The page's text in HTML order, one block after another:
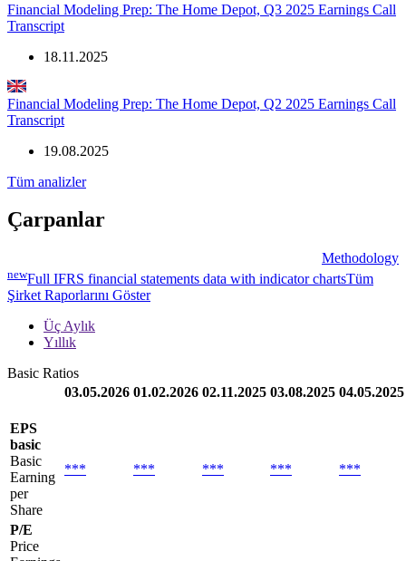
Financial Modeling Prep: The Home Depot, Q3 2025 Earnings Call
Transcript
18.11.2025
Financial Modeling Prep: The Home Depot, Q2 2025 Earnings Call
Transcript
19.08.2025
Tüm analizler
Çarpanlar
Methodology
newFull IFRS financial statements data with indicator chartsTüm
Şirket Raporlarını Göster
Üç Aylık
Yıllık
Basic Ratios
03.05.2026 01.02.2026 02.11.2025 03.08.2025 04.05.2025
EPS
basic
Basic
Earning
per
Share
*** *** *** *** ***
P/E
Price